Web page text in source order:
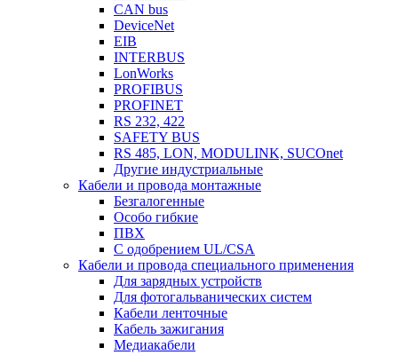
CAN bus
DeviceNet
EIB
INTERBUS
LonWorks
PROFIBUS
PROFINET
RS 232, 422
SAFETY BUS
RS 485, LON, MODULINK, SUCOnet
Другие индустриальные
Кабели и провода монтажные
Безгалогенные
Особо гибкие
ПВХ
С одобрением UL/CSA
Кабели и провода специального применения
Для зарядных устройств
Для фотогальванических систем
Кабели ленточные
Кабель зажигания
Медиакабели